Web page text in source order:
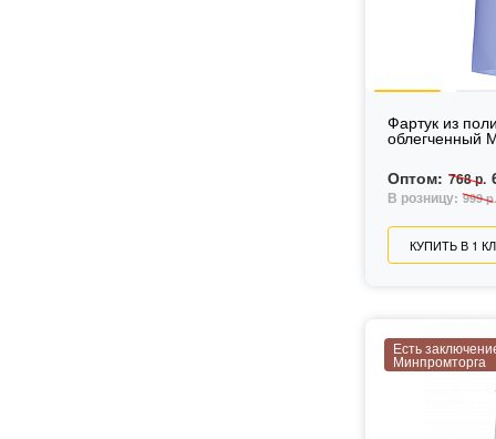
Фартук из
облегченный
Оптом: 768 р.
В розницу: 999 р.
КУПИТЬ В 1
Есть
Минпромторга